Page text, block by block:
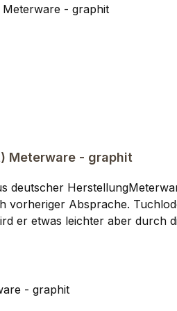
Jagd- und Outdoorbekleidung.
Meterware - graphit
deutscher
Loden wird im Vergleich zu Gebirgsloden aus einem etwas feineren Garn
er etwas leichter aber durch
weicher als Gebirgsloden
Tuchloden verwenden wir